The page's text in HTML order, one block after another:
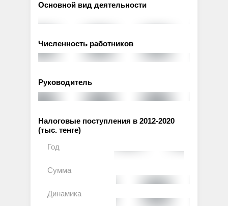
Основной вид деятельности
Численность работников
Руководитель
Налоговые поступления в 2012-2020
(тыс. тенге)